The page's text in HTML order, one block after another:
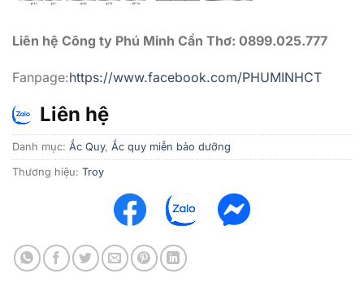
Liên hệ Công ty Phú Minh Cần Thơ: 0899.025.777
Fanpage:https://www.facebook.com/PHUMINHCT
Liên hệ
Danh mục: Ắc Quy, Ắc quy miễn bảo dưỡng
Thương hiệu: Troy